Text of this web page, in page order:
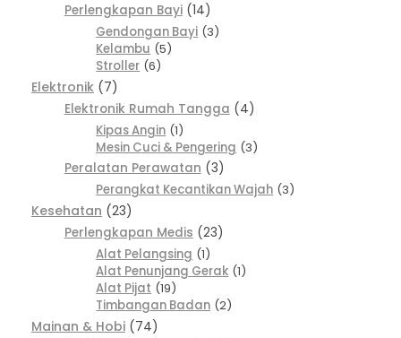
Perlengkapan Bayi 14
Gendongan Bayi 3
Kelambu 5
Stroller 6
Elektronik 7
Elektronik Rumah Tangga
4
Kipas Angin 1
Mesin Cuci & Pengering 3
Peralatan Perawatan
3
Perangkat Kecantikan Wajah 3
Kesehatan 23
Perlengkapan Medis
23
Alat Pelangsing 1
Alat Penunjang Gerak 1
Alat Pijat 19
Timbangan Badan 2
Mainan & Hobi 74